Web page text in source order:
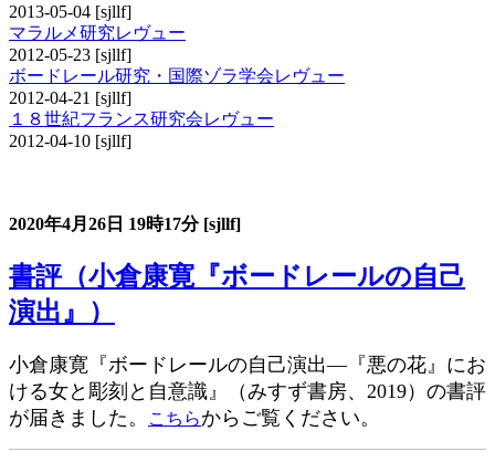
2013-05-04 [sjllf]
マラルメ研究レヴュー
2012-05-23 [sjllf]
ボードレール研究・国際ゾラ学会レヴュー
2012-04-21 [sjllf]
１８世紀フランス研究会レヴュー
2012-04-10 [sjllf]
2020年4月26日 19時17分 [sjllf]
書評（小倉康寛『ボードレールの自己
演出』）
小倉康寛『ボードレールの自己演出―『悪の花』にお
ける女と彫刻と自意識』（みすず書房、2019）の書評
が届きました。
こちらからご覧ください。